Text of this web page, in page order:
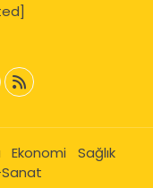
Ekonomi
Sağlık